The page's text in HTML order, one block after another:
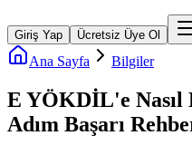
Giriş Yap Ücretsiz Üye Ol
Ana Sayfa Bilgiler
E YÖKDİL'e Nasıl
Adım Başarı